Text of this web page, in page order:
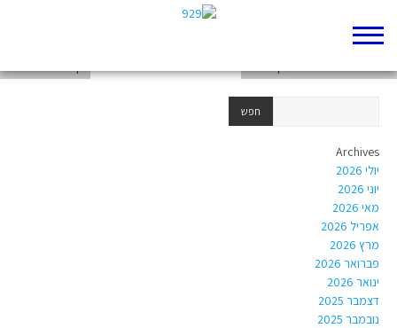
Archives
יולי 2026
יוני 2026
מאי 2026
אפריל 2026
מרץ 2026
פברואר 2026
ינואר 2026
דצמבר 2025
נובמבר 2025